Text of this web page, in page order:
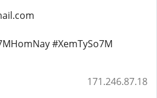
#XemTySo7M
171.246.87.18